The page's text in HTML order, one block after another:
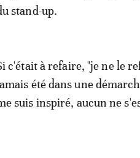
stand-up.
c'était à refaire, "je ne le
été dans une
suis inspiré, aucun ne